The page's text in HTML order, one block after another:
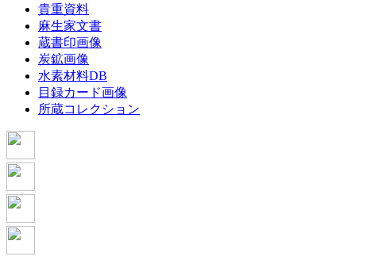
貴重資料
麻生家文書
蔵書印画像
炭鉱画像
水素材料DB
目録カード画像
所蔵コレクション